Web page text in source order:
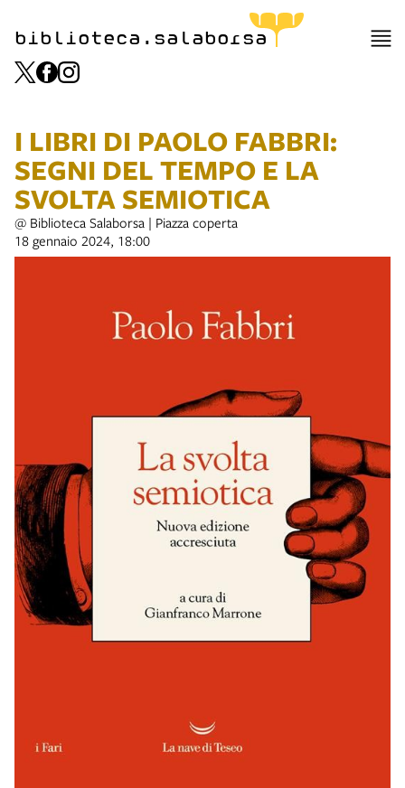
biblioteca.salaborsa
I LIBRI DI PAOLO FABBRI:
SEGNI DEL TEMPO E LA
SVOLTA SEMIOTICA
@ Biblioteca Salaborsa | Piazza coperta
18 gennaio 2024, 18:00